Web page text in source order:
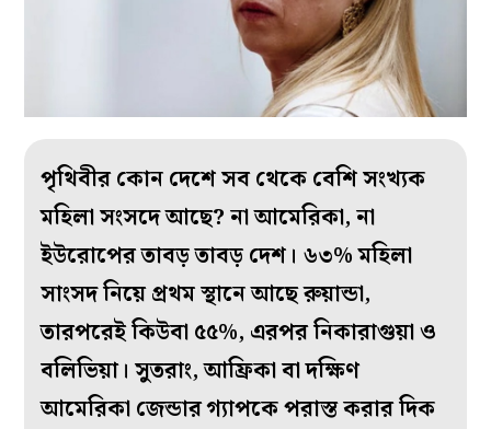
পৃথিবীর কোন দেশে সব থেকে বেশি সংখ্যক
মহিলা সংসদে আছে? না আমেরিকা, না
ইউরোপের তাবড় তাবড় দেশ। ৬৩% মহিলা
সাংসদ নিয়ে প্রথম স্থানে আছে রুয়ান্ডা,
তারপরেই কিউবা ৫৫%, এরপর নিকারাগুয়া ও
বলিভিয়া। সুতরাং, আফ্রিকা বা দক্ষিণ
আমেরিকা জেন্ডার গ্যাপকে পরাস্ত করার দিক